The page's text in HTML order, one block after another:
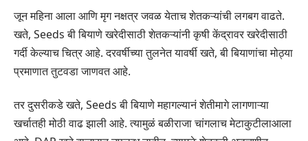
जून महिना आला आणि मृग नक्षत्र जवळ येताच शेतकऱ्यांची लगबग वाढते.
खते, Seeds बी बियाणे खरेदीसाठी शेतकऱ्यांनी कृषी केंद्रावर खरेदीसाठी
गर्दी केल्याच चित्र आहे. दरवर्षीच्या तुलनेत यावर्षी खते, बी बियाणांचा मोठ्या
प्रमाणात तुटवडा जाणवत आहे.
तर दुसरीकडे खते, Seeds बी बियाणे महागल्यानं शेतीमागे लागणाऱ्या
खर्चातही मोठी वाढ झाली आहे. त्यामुळं बळीराजा चांगलाच मेटाकुटीलाआला